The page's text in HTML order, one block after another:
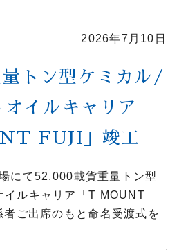
2026年7月10日
トン型ケミカル/
オイルキャリア
FUJI」竣工
にて52,000載貨重量トン型
イルキャリア「T MOUNT
ご出席のもと命名受渡式を